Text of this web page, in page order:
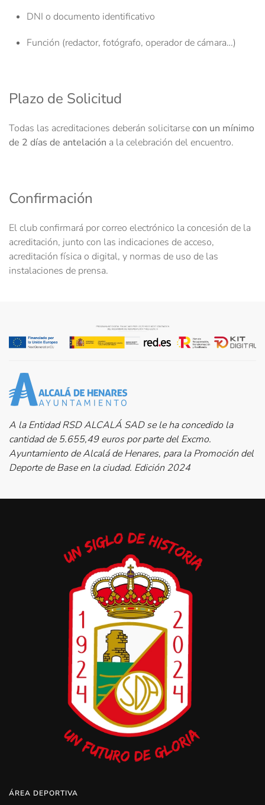
DNI o documento identificativo
Función (redactor, fotógrafo, operador de cámara…)
Plazo de Solicitud
Todas las acreditaciones deberán solicitarsecon un mínimo
de 2 días de antelación a la celebración del encuentro.
Confirmación
El club confirmará por correo electrónico la concesión de la
acreditación, junto con las indicaciones de acceso,
acreditación física o digital, y normas de uso de las
instalaciones de prensa.
A la Entidad RSD ALCALÁ SAD se le ha concedido la
cantidad de 5.655,49 euros por parte del Excmo.
Ayuntamiento de Alcalá de Henares, para la Promoción del
Deporte de Base en la ciudad. Edición 2024
ÁREA DEPORTIVA